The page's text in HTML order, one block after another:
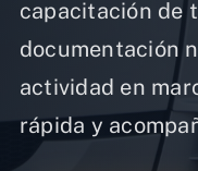
capacitación de
documentación
actividad en
rápida y